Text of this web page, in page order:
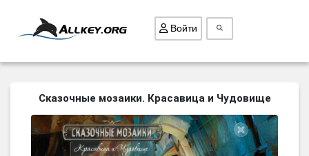
ВСЕ ИГРЫ
ПОИСК ПРЕДМЕТОВ
ГОЛОВОЛОМКИ
Войти
Сказочные мозаики. Красавица и Чудовище